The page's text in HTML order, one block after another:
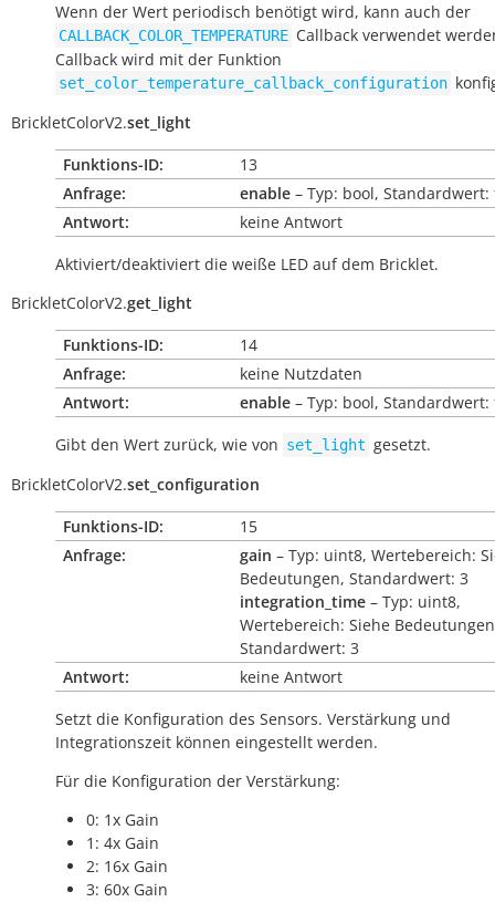
Wenn der Wert periodisch benötigt wird, kann auch der
CALLBACK_COLOR_TEMPERATURE Callback verwendet
Callback wird mit der Funktion
set_color_temperature_callback_configuration
BrickletColorV2.set_light
Funktions-ID:
13
Anfrage:
enable – Typ: bool, Standardwert:
Antwort:
keine Antwort
Aktiviert/deaktiviert die weiße LED auf dem Bricklet.
BrickletColorV2.get_light
Funktions-ID:
14
Anfrage:
keine Nutzdaten
Antwort:
enable – Typ: bool, Standardwert:
Gibt den Wert zurück, wie von set_light gesetzt.
BrickletColorV2.set_configuration
Funktions-ID:
15
Anfrage:
gain – Typ: uint8, Wertebereich:
Bedeutungen, Standardwert: 3
integration_time – Typ: uint8,
Wertebereich: Siehe
Standardwert: 3
Antwort:
keine Antwort
Setzt die Konfiguration des Sensors. Verstärkung und
Integrationszeit können eingestellt werden.
Für die Konfiguration der Verstärkung:
0: 1x Gain
1: 4x Gain
2: 16x Gain
3: 60x Gain